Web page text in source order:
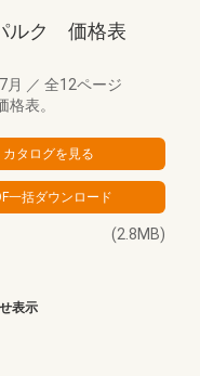
ルク 価格表
月 ／ 全12ページ
表。
(2.8MB)
表示